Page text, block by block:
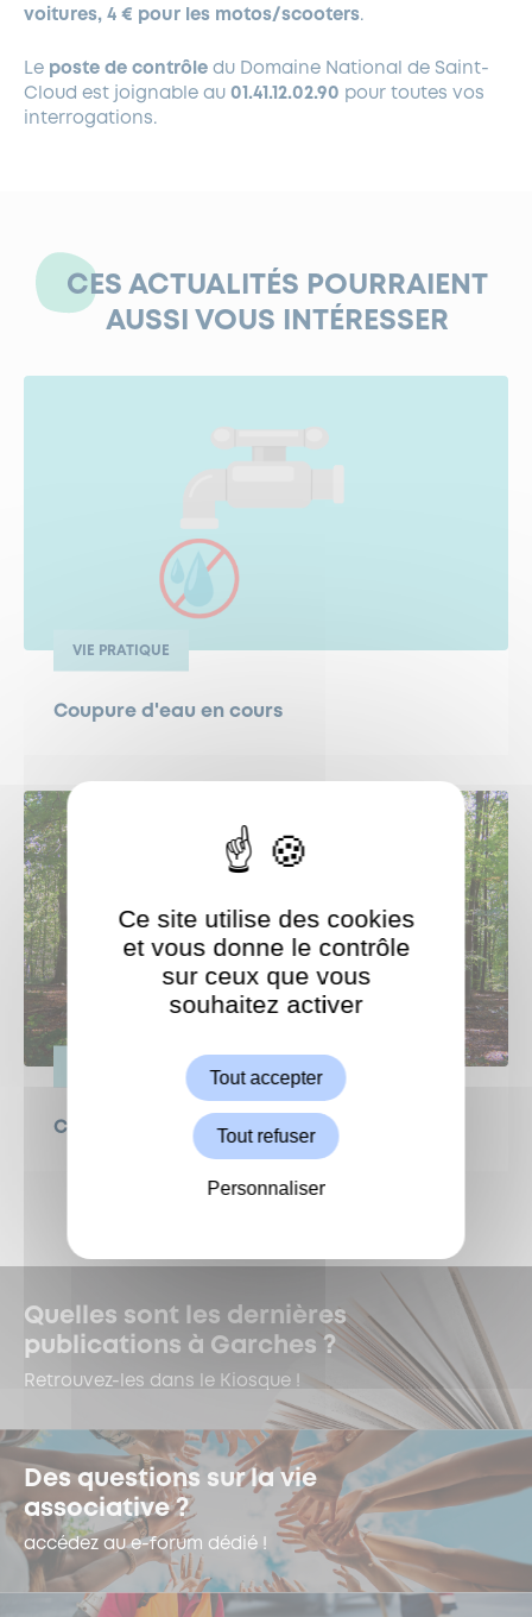
voitures, 4 € pour les motos/scooters.
Le poste de contrôle du Domaine National de Saint-
Cloud est joignable au 01.41.12.02.90 pour toutes vos
interrogations.
CES ACTUALITÉS POURRAIENT
AUSSI VOUS INTÉRESSER
VIE PRATIQUE
Coupure d'eau en cours
Canicule : protégeons nos forêts !
Quelles sont les dernières
publications à Garches ?
Retrouvez-les dans le Kiosque !
Des questions sur la vie
associative ?
accédez au e-forum dédié !
ShareThis est désactivé.
Ce site utilise des cookies
et vous donne le contrôle
sur ceux que vous
souhaitez activer
Tout accepter
Tout refuser
Personnaliser